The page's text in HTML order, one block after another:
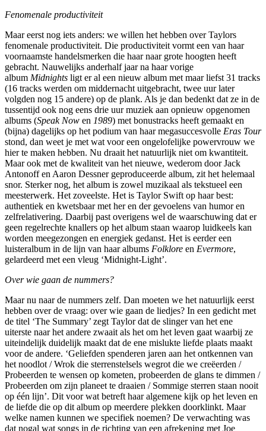
Fenomenale productiviteit
Maar eerst nog iets anders: we willen het hebben over Taylors
fenomenale productiviteit. Die productiviteit vormt een van haar
voornaamste handelsmerken die haar naar grote hoogten heeft
gebracht. Nauwelijks anderhalf jaar na haar vorige
album Midnights ligt er al een nieuw album met maar liefst 31 tracks
(16 tracks werden om middernacht uitgebracht, twee uur later
volgden nog 15 andere) op de plank. Als je dan bedenkt dat ze in de
tussentijd ook nog eens drie uur muziek aan opnieuw opgenomen
albums (Speak Now en 1989) met bonustracks heeft gemaakt en
(bijna) dagelijks op het podium van haar megasuccesvolle Eras Tour
stond, dan weet je met wat voor een ongelofelijke powervrouw we
hier te maken hebben. Nu draait het natuurlijk niet om kwantiteit.
Maar ook met de kwaliteit van het nieuwe, wederom door Jack
Antonoff en Aaron Dessner geproduceerde album, zit het helemaal
snor. Sterker nog, het album is zowel muzikaal als tekstueel een
meesterwerk. Het zoveelste. Het is Taylor Swift op haar best:
authentiek en kwetsbaar met her en der gevoelens van humor en
zelfrelativering. Daarbij past overigens wel de waarschuwing dat er
geen regelrechte knallers op het album staan waarop luidkeels kan
worden meegezongen en energiek gedanst. Het is eerder een
luisteralbum in de lijn van haar albums Folklore en Evermore,
gelardeerd met een vleug ‘Midnight-Light’.
Over wie gaan de nummers?
Maar nu naar de nummers zelf. Dan moeten we het natuurlijk eerst
hebben over de vraag: over wie gaan de liedjes? In een gedicht met
de titel ‘The Summary’ zegt Taylor dat de slinger van het ene
uiterste naar het andere zwaait als het om het leven gaat waarbij ze
uiteindelijk duidelijk maakt dat de ene mislukte liefde plaats maakt
voor de andere. ‘Geliefden spenderen jaren aan het ontkennen van
het noodlot / Wrok die sterrenstelsels wegrot die we creëerden /
Probeerden te wensen op kometen, probeerden de glans te dimmen /
Probeerden om zijn planeet te draaien / Sommige sterren staan nooit
op één lijn’. Dit voor wat betreft haar algemene kijk op het leven en
de liefde die op dit album op meerdere plekken doorklinkt. Maar
welke namen kunnen we specifiek noemen? De verwachting was
dat nogal wat songs in de richting van een afrekening met Joe